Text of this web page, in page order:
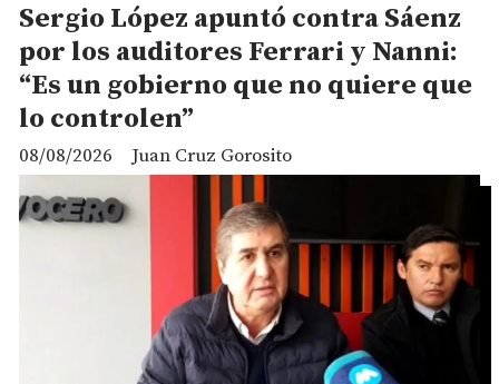
Sergio López apuntó contra Sáenz
por los auditores Ferrari y Nanni:
“Es un gobierno que no quiere que
lo controlen”
Juan Cruz Gorosito
08/08/2026